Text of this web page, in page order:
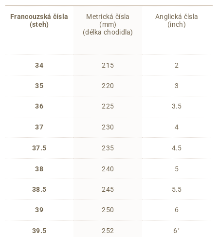
Francouzská čísla
(steh)
34
35
36
37
37.5
38
38.5
39
39.5
Metrická čísla
(mm)
(délka chodidla)
215
220
225
230
235
240
245
250
252
Anglická čísla
(inch)
2
3
3.5
4
4.5
5
5.5
6
6+